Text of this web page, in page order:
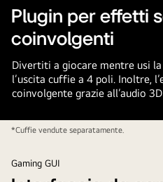
Plugin per effetti
coinvolgenti
Divertiti a giocare mentre usi
l’uscita cuffie a 4 poli. Inoltre,
coinvolgente grazie all’audio
*Cuffie vendute separatamente.
Gaming GUI